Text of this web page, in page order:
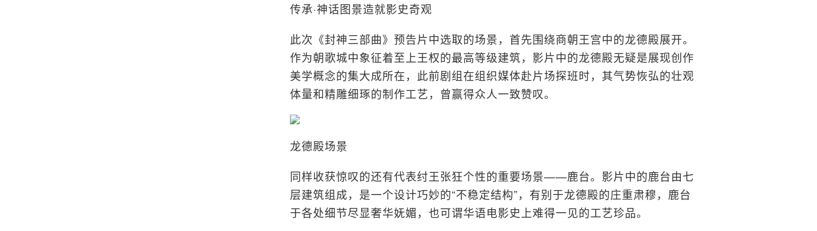
传承·神话图景造就影史奇观
此次《封神三部曲》预告片中选取的场景，首先围绕商朝王宫中的龙德殿展开。
作为朝歌城中象征着至上王权的最高等级建筑，影片中的龙德殿无疑是展现创作
美学概念的集大成所在，此前剧组在组织媒体赴片场探班时，其气势恢弘的壮观
体量和精雕细琢的制作工艺，曾赢得众人一致赞叹。
龙德殿场景
同样收获惊叹的还有代表纣王张狂个性的重要场景——鹿台。影片中的鹿台由七
层建筑组成，是一个设计巧妙的“不稳定结构”，有别于龙德殿的庄重肃穆，鹿台
于各处细节尽显奢华妩媚，也可谓华语电影史上难得一见的工艺珍品。